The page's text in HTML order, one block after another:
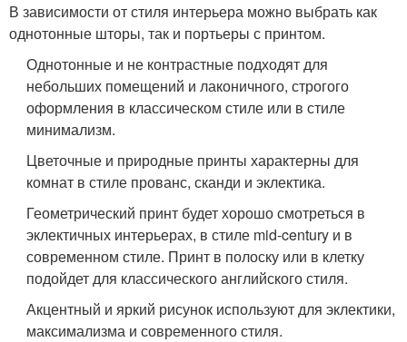
В зависимости от стиля интерьера можно выбрать как
однотонные шторы, так и портьеры с принтом.
Однотонные и не контрастные подходят для
небольших помещений и лаконичного, строгого
оформления в классическом стиле или в стиле
минимализм.
Цветочные и природные принты характерны для
комнат в стиле прованс, сканди и эклектика.
Геометрический принт будет хорошо смотреться в
эклектичных интерьерах, в стиле mid-century и в
современном стиле. Принт в полоску или в клетку
подойдет для классического английского стиля.
Акцентный и яркий рисунок используют для эклектики,
максимализма и современного стиля.